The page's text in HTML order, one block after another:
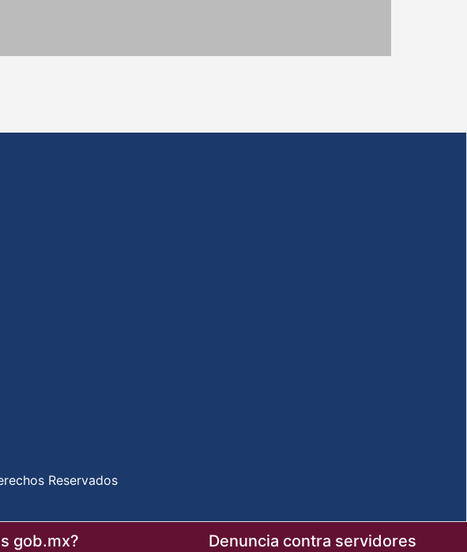
Reservados
gob.mx?
Denuncia contra servidores